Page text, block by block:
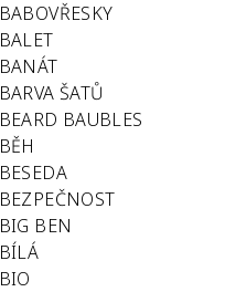
BABOVŘESKY
BALET
BANÁT
BARVA ŠATŮ
BEARD BAUBLES
BĚH
BESEDA
BEZPEČNOST
BIG BEN
BÍLÁ
BIO